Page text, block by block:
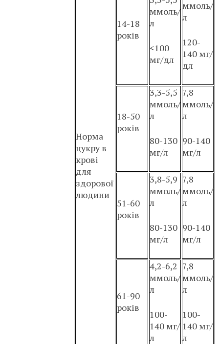
Норма
цукру в
крові
для
здорової
людини
14-18
років
ммоль/
л
<100
мг/дл
ммоль/
л
120-
140 мг/
дл
18-50
років
3,3-5,5
ммоль/
л
80-130
мг/л
7,8
ммоль/
л
90-140
мг/л
51-60
років
3,8-5,9
ммоль/
л
80-130
мг/л
7,8
ммоль/
л
90-140
мг/л
61-90
років
4,2-6,2
ммоль/
л
100-
140 мг/
л
7,8
ммоль/
л
100-
140 мг/
л